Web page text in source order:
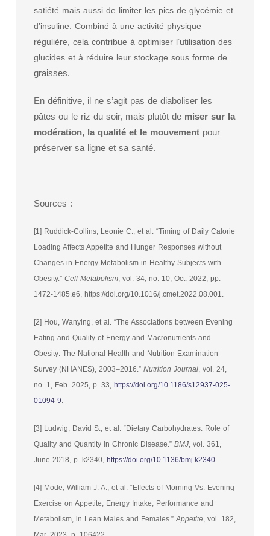
satiété mais aussi de limiter les pics de glycémie et
d’insuline. Combiné à une activité physique
régulière, cela contribue à optimiser l’utilisation des
glucides et à réduire leur stockage sous forme de
graisses.
En définitive, il ne s’agit pas de diaboliser les
pâtes ou le riz du soir, mais plutôt de miser sur la
modération, la qualité et le mouvement pour
préserver sa ligne et sa santé.
Sources :
[1] Ruddick-Collins, Leonie C., et al. “Timing of Daily Calorie
Loading Affects Appetite and Hunger Responses without
Changes in Energy Metabolism in Healthy Subjects with
Obesity.” Cell Metabolism, vol. 34, no. 10, Oct. 2022, pp.
1472-1485.e6, https://doi.org/10.1016/j.cmet.2022.08.001.
[2] Hou, Wanying, et al. “The Associations between Evening
Eating and Quality of Energy and Macronutrients and
Obesity: The National Health and Nutrition Examination
Survey (NHANES), 2003–2016.” Nutrition Journal, vol. 24,
no. 1, Feb. 2025, p. 33, https://doi.org/10.1186/s12937-025-
01094-9.
[3] Ludwig, David S., et al. “Dietary Carbohydrates: Role of
Quality and Quantity in Chronic Disease.” BMJ, vol. 361,
June 2018, p. k2340, https://doi.org/10.1136/bmj.k2340.
[4] Mode, William J. A., et al. “Effects of Morning Vs. Evening
Exercise on Appetite, Energy Intake, Performance and
Metabolism, in Lean Males and Females.”Appetite, vol. 182,